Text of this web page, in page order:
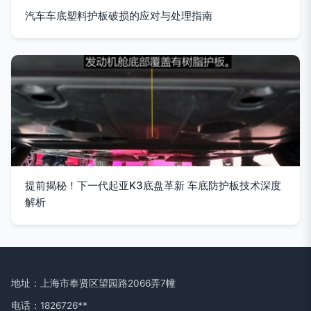
汽车车底塑料护板破损的应对与处理指南
提前揭秘！下一代起亚K3底盘革新 车底防护板技术深度
解析
地址：上海市奉贤区望园路2066弄7幢
电话：1826726**